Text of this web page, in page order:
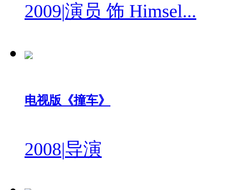
2009|演员 饰 Himsel...
电视版《撞车》
2008|导演